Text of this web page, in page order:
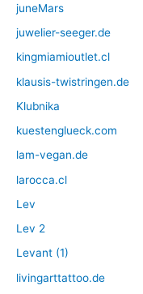
juneMars
juwelier-seeger.de
kingmiamioutlet.cl
klausis-twistringen.de
Klubnika
kuestenglueck.com
lam-vegan.de
larocca.cl
Lev
Lev 2
Levant (1)
livingarttattoo.de